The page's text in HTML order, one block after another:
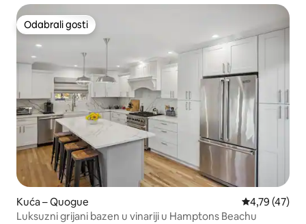
Odabrali gosti
Odabrali gosti
Kuća – Quogue Prosječna
4,79 (47)
Luksuzni grijani bazen u vinariji u Hamptons Beachu